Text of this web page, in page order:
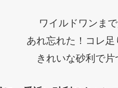
ワイルドワンま
あれ忘れた！コレ足
きれいな砂利で片